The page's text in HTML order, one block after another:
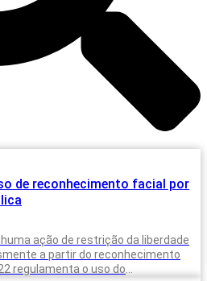
de reconhecimento facial por
ação de restrição da liberdade
a partir do reconhecimento
regulamenta o uso do